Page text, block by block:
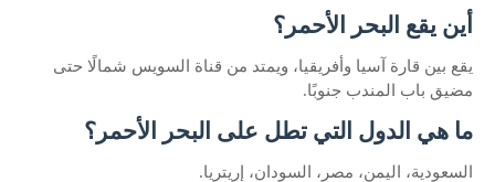
أين يقع البحر الأحمر؟
يقع بين قارة آسيا وأفريقيا، ويمتد من قناة السويس شمالًا حتى
مضيق باب المندب جنوبًا.
ما هي الدول التي تطل على البحر الأحمر؟
السعودية، اليمن، مصر، السودان، إريتريا.